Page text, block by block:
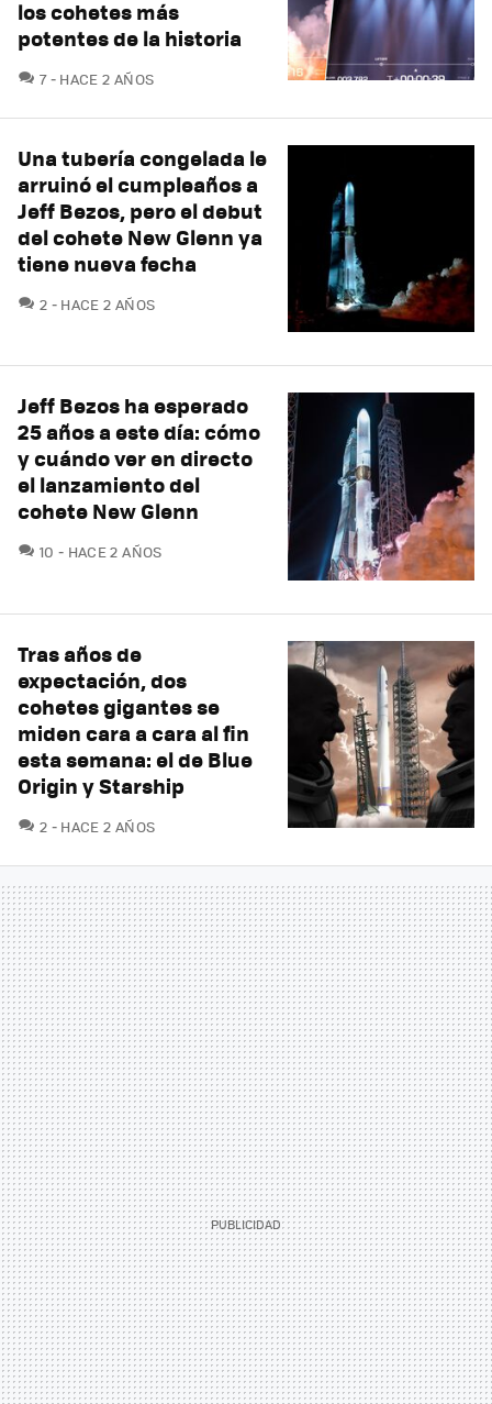
los cohetes más
potentes de la historia
7COMENTARIOS
HACE 2 AÑOS
Una tubería congelada le
arruinó el cumpleaños a
Jeff Bezos, pero el debut
del cohete New Glenn ya
tiene nueva fecha
2 COMENTARIOS
HACE 2 AÑOS
Jeff Bezos ha esperado
25 años a este día: cómo
y cuándo ver en directo
el lanzamiento del
cohete New Glenn
10 COMENTARIOS
HACE 2 AÑOS
Tras años de
expectación, dos
cohetes gigantes se
miden cara a cara al fin
esta semana: el de Blue
Origin y Starship
2 COMENTARIOS
HACE 2 AÑOS